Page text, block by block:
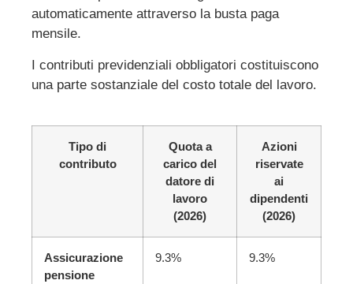
automaticamente attraverso la busta paga
mensile.
I contributi previdenziali obbligatori costituiscono
una parte sostanziale del costo totale del lavoro.
Tipo di
contributo
Quota a
carico del
datore di
lavoro
(2026)
Azioni
riservate
ai
dipendenti
(2026)
Assicurazione
pensione
9.3% 9.3%